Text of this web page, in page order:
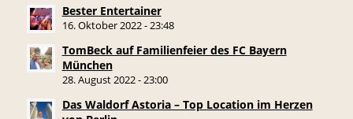
Bester Entertainer
16. Oktober 2022 - 23:48
TomBeck auf Familienfeier des FC Bayern
München
28. August 2022 - 23:00
Das Waldorf Astoria – Top Location im Herzen